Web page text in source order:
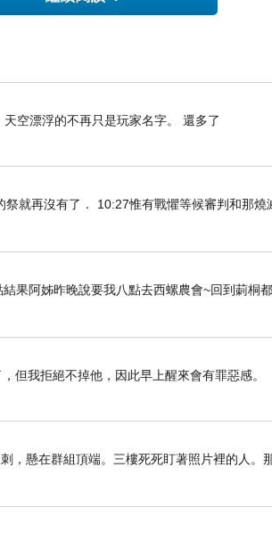
空漂浮的不再只是玩家名字。 還多了
就再沒有了． 10:27惟有戰懼等候審判和那燒
果阿姊昨晚說要我八點去西螺農會~回到莿桐
但我拒絕不掉他，因此早上醒來會有罪惡感。
，懸在群組頂端。三樓死死盯著照片裡的人。